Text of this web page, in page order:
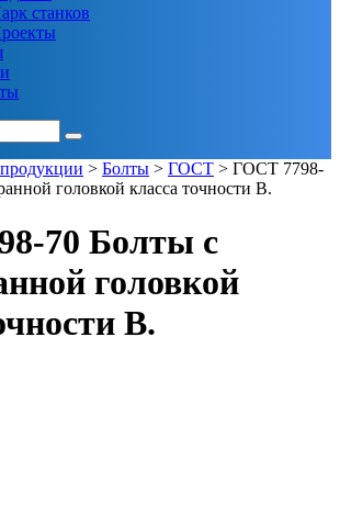
станков
> Болты > ГОСТ > ГОСТ 7798-
головкой класса точности В.
70 Болты с
головкой
В.